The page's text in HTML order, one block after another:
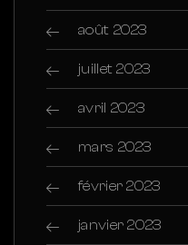
août 2023
juillet 2023
avril 2023
mars 2023
février 2023
janvier 2023